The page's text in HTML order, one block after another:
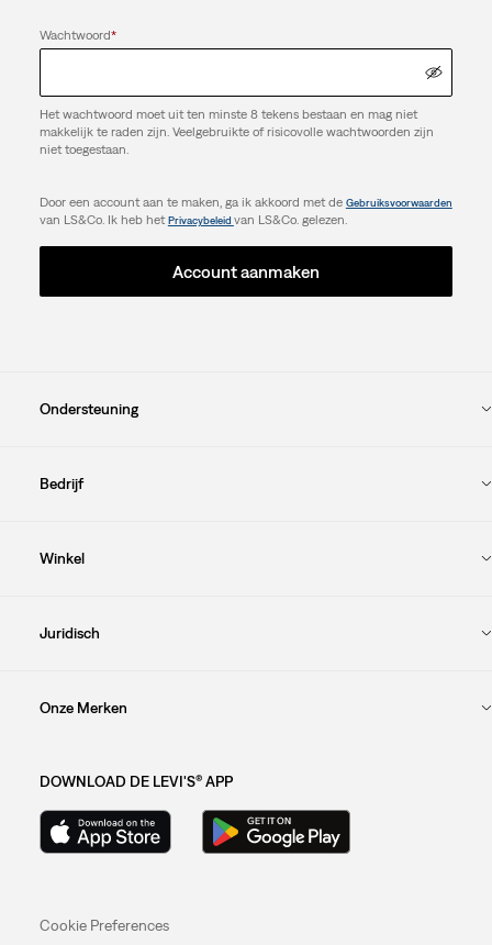
Wachtwoord*
Het wachtwoord moet uit ten minste 8 tekens bestaan en mag niet
makkelijk te raden zijn. Veelgebruikte of risicovolle wachtwoorden zijn
niet toegestaan.
Door een account aan te maken, ga ik akkoord met de Gebruiksvoorwaarden
van LS&Co. Ik heb hetPrivacybeleid van LS&Co. gelezen.
Account aanmaken
Ondersteuning
Bedrijf
Winkel
Juridisch
Onze Merken
DOWNLOAD DE LEVI'S® APP
Cookie Preferences